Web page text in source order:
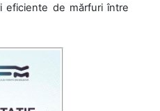
eficiente de mărfuri între